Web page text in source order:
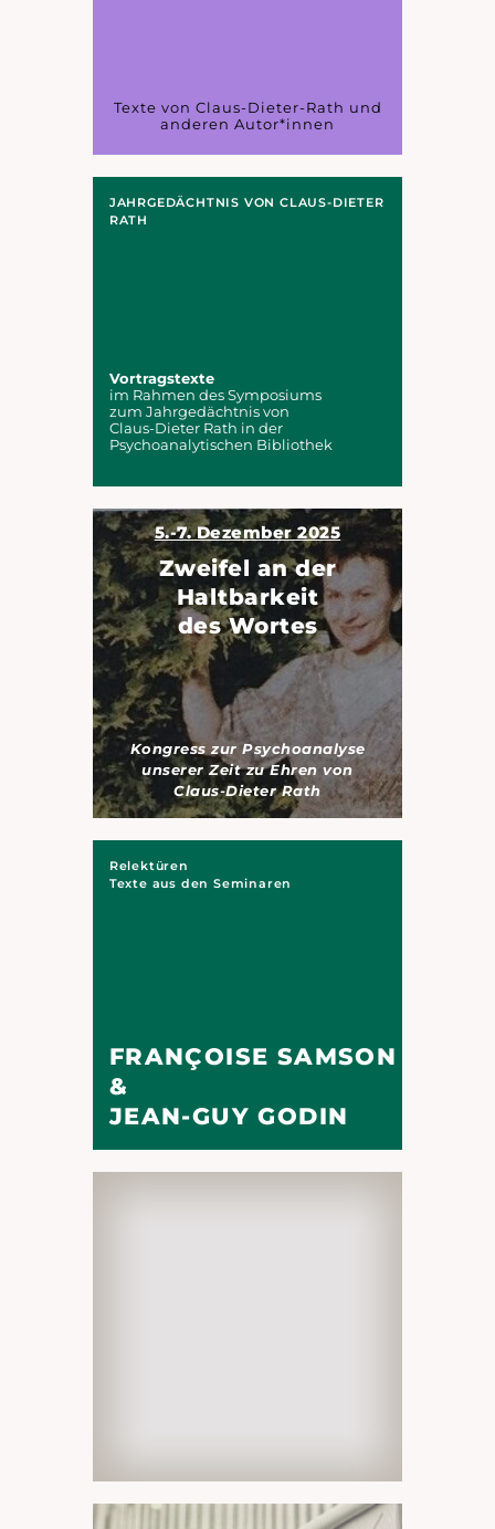
Texte von Claus-Dieter-Rath und
anderen Autor*innen
JAHRGEDÄCHTNIS VON CLAUS-DIETER
RATH
Vortragstexte
im Rahmen des Symposiums
zum Jahrgedächtnis von
Claus-Dieter Rath in der
Psychoanalytischen Bibliothek
5.-7. Dezember 2025
Zweifel an der
Haltbarkeit
des Wortes
Kongress zur Psychoanalyse
unserer Zeit zu Ehren von
Claus-Dieter Rath
Relektüren
Texte aus den Seminaren
FRANÇOISE SAMSON
&
JEAN-GUY GODIN